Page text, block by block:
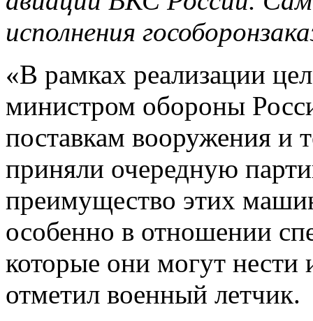
исполнения
«В рамках реализации
министром обороны
поставкам вооружения и
приняли очередную
преимущество этих
особенно в отношении
которые они могут
отметил военный летчик.